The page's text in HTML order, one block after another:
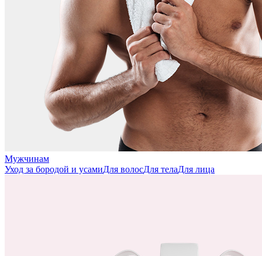
Мужчинам
Уход за бородой и усамиДля волосДля телаДля лица